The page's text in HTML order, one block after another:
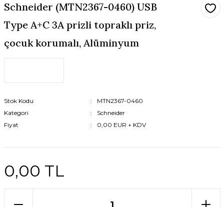
Schneider (MTN2367-0460) USB
Type A+C 3A prizli topraklı priz,
çocuk korumalı, Alüminyum
Stok Kodu
MTN2367-0460
Kategori
Schneider
Fiyat
0,00 EUR + KDV
0,00 TL